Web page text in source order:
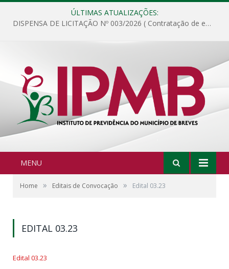
ÚLTIMAS ATUALIZAÇÕES:
DISPENSA DE LICITAÇÃO Nº 003/2026 ( Contratação de empresa para fornecimento de gêneros alimentícios não perecíveis, materiais de expediente, descartáveis, copa e cozinha, para análise e posterior publicação.)
MENU
Home » Editais de Convocação » Edital 03.23
EDITAL 03.23
Edital 03.23